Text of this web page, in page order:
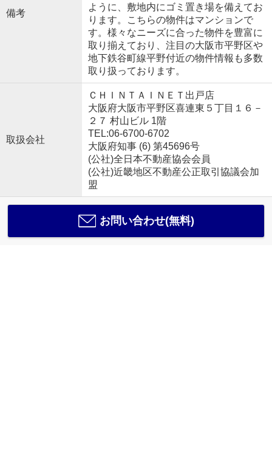
備考
ように、敷地内にゴミ置き場を備えてお
ります。こちらの物件はマンションで
す。様々なニーズに合った物件を豊富に
取り揃えており、注目の大阪市平野区や
地下鉄谷町線平野付近の物件情報も多数
取り扱っております。
取扱会社
ＣＨＩＮＴＡＩＮＥＴ出戸店
大阪府大阪市平野区喜連東５丁目１６－
２７ 村山ビル 1階
TEL:06-6700-6702
大阪府知事 (6) 第45696号
(公社)全日本不動産協会会員
(公社)近畿地区不動産公正取引協議会加
盟
お問い合わせ(無料)